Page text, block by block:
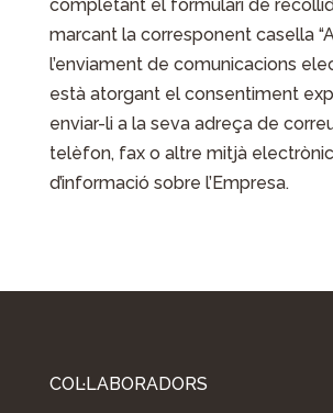
completant el formulari de
marcant la corresponent casella
l’enviament de comunicacions
està atorgant el consentiment
enviar-li a la seva adreça de
telèfon, fax o altre mitjà electrònic
d’informació sobre l’Empresa.
COL·LABORADORS